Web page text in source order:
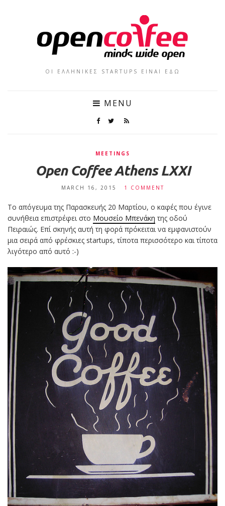
ΟΙ ΕΛΛΗΝΙΚΕΣ STARTUPS ΕΙΝΑΙ ΕΔΩ
MENU
MEETINGS
Open Coffee Athens LXXI
MARCH 16, 2015 1 COMMENT
Το απόγευμα της Παρασκευής 20 Μαρτίου, ο καφές που έγινε
συνήθεια επιστρέφει στο Μουσείο Μπενάκη της οδού
Πειραιώς. Επί σκηνής αυτή τη φορά πρόκειται να εμφανιστούν
μια σειρά από φρέσκιες startups, τίποτα περισσότερο και τίποτα
λιγότερο από αυτό :-)